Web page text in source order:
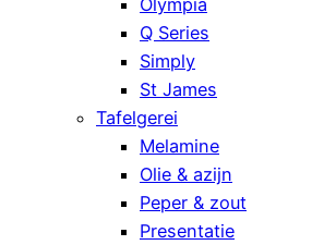
Olympia
Q Series
Simply
St James
Tafelgerei
Melamine
Olie & azijn
Peper & zout
Presentatie